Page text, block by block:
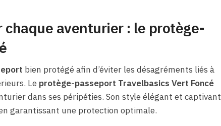
chaque aventurier : le protège-
bien protégé afin d’éviter les désagréments liés à
Le protège-passeport Travelbasics Vert Foncé
dans ses péripéties. Son style élégant et captivant
garantissant une protection optimale.